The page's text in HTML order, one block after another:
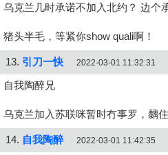
乌克兰几时承诺不加入北约？ 边个
猪头半毛，等紧你show quali啊！
13. 引刀一快 2022-03-01 11:32:31
自我陶醉兄
乌克兰加入苏联咪暂时冇事罗，黐
14. 自我陶醉 2022-03-01 11:42:35